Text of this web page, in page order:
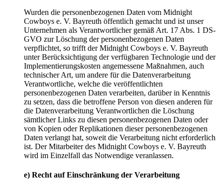
Wurden die personenbezogenen Daten vom Midnight
Cowboys e. V. Bayreuth öffentlich gemacht und ist unser
Unternehmen als Verantwortlicher gemäß Art. 17 Abs. 1 DS-
GVO zur Löschung der personenbezogenen Daten
verpflichtet, so trifft der Midnight Cowboys e. V. Bayreuth
unter Berücksichtigung der verfügbaren Technologie und der
Implementierungskosten angemessene Maßnahmen, auch
technischer Art, um andere für die Datenverarbeitung
Verantwortliche, welche die veröffentlichten
personenbezogenen Daten verarbeiten, darüber in Kenntnis
zu setzen, dass die betroffene Person von diesen anderen für
die Datenverarbeitung Verantwortlichen die Löschung
sämtlicher Links zu diesen personenbezogenen Daten oder
von Kopien oder Replikationen dieser personenbezogenen
Daten verlangt hat, soweit die Verarbeitung nicht erforderlich
ist. Der Mitarbeiter des Midnight Cowboys e. V. Bayreuth
wird im Einzelfall das Notwendige veranlassen.
e) Recht auf Einschränkung der Verarbeitung